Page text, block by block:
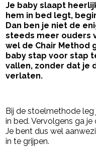
Je baby slaapt
hem in bed legt,
Dan ben je niet de
steeds meer ouders
wel de Chair Method
baby stap voor stap
vallen, zonder dat je
verlaten.
Bij de stoelmethode leg
in bed. Vervolgens ga
Je bent dus wel
in te grijpen.